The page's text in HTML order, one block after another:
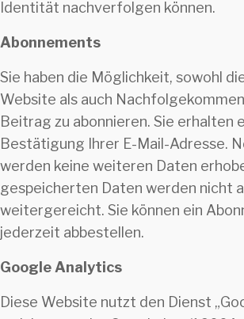
Identität nachverfolgen können.
Abonnements
Sie haben die Möglichkeit, sowohl
Website als auch
Beitrag zu abonnieren. Sie erhalten
Bestätigung Ihrer E-Mail-Adresse.
werden keine weiteren Daten
gespeicherten Daten werden nicht
weitergereicht. Sie können ein
jederzeit abbestellen.
Google Analytics
Diese Website nutzt den Dienst